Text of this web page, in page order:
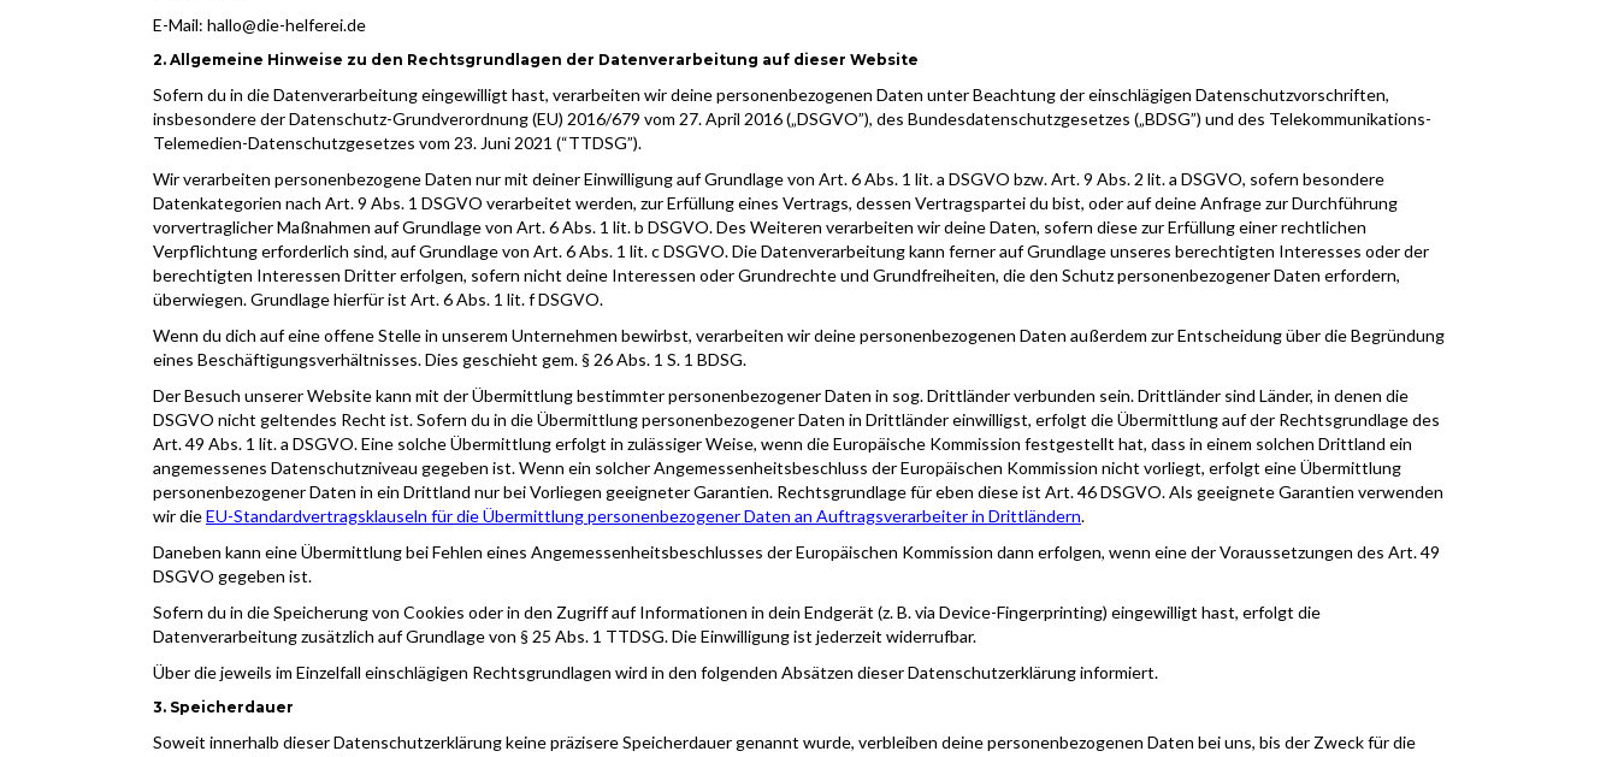
E-Mail: hallo@die-helferei.de
2. Allgemeine Hinweise zu den Rechtsgrundlagen der Datenverarbeitung auf dieser Website
Sofern du in die Datenverarbeitung eingewilligt hast, verarbeiten wir deine personenbezogenen Daten unter Beachtung der einschlägigen Datenschutzvorschriften,
insbesondere der Datenschutz-Grundverordnung (EU) 2016/679 vom 27. April 2016 („DSGVO”), des Bundesdatenschutzgesetzes („BDSG”) und des Telekommunikations-
Telemedien-Datenschutzgesetzes vom 23. Juni 2021 (“TTDSG”).
Wir verarbeiten personenbezogene Daten nur mit deiner Einwilligung auf Grundlage von Art. 6 Abs. 1 lit. a DSGVO bzw. Art. 9 Abs. 2 lit. a DSGVO, sofern besondere
Datenkategorien nach Art. 9 Abs. 1 DSGVO verarbeitet werden, zur Erfüllung eines Vertrags, dessen Vertragspartei du bist, oder auf deine Anfrage zur Durchführung
vorvertraglicher Maßnahmen auf Grundlage von Art. 6 Abs. 1 lit. b DSGVO. Des Weiteren verarbeiten wir deine Daten, sofern diese zur Erfüllung einer rechtlichen
Verpflichtung erforderlich sind, auf Grundlage von Art. 6 Abs. 1 lit. c DSGVO. Die Datenverarbeitung kann ferner auf Grundlage unseres berechtigten Interesses oder der
berechtigten Interessen Dritter erfolgen, sofern nicht deine Interessen oder Grundrechte und Grundfreiheiten, die den Schutz personenbezogener Daten erfordern,
überwiegen. Grundlage hierfür ist Art. 6 Abs. 1 lit. f DSGVO.
Wenn du dich auf eine offene Stelle in unserem Unternehmen bewirbst, verarbeiten wir deine personenbezogenen Daten außerdem zur Entscheidung über die Begründung
eines Beschäftigungsverhältnisses. Dies geschieht gem. § 26 Abs. 1 S. 1 BDSG.
Der Besuch unserer Website kann mit der Übermittlung bestimmter personenbezogener Daten in sog. Drittländer verbunden sein. Drittländer sind Länder, in denen die
DSGVO nicht geltendes Recht ist. Sofern du in die Übermittlung personenbezogener Daten in Drittländer einwilligst, erfolgt die Übermittlung auf der Rechtsgrundlage des
Art. 49 Abs. 1 lit. a DSGVO. Eine solche Übermittlung erfolgt in zulässiger Weise, wenn die Europäische Kommission festgestellt hat, dass in einem solchen Drittland ein
angemessenes Datenschutzniveau gegeben ist. Wenn ein solcher Angemessenheitsbeschluss der Europäischen Kommission nicht vorliegt, erfolgt eine Übermittlung
personenbezogener Daten in ein Drittland nur bei Vorliegen geeigneter Garantien. Rechtsgrundlage für eben diese ist Art. 46 DSGVO. Als geeignete Garantien verwenden
wir dieEU-Standardvertragsklauseln für die Übermittlung personenbezogener Daten an Auftragsverarbeiter in Drittländern.
Daneben kann eine Übermittlung bei Fehlen eines Angemessenheitsbeschlusses der Europäischen Kommission dann erfolgen, wenn eine der Voraussetzungen des Art. 49
DSGVO gegeben ist.
Sofern du in die Speicherung von Cookies oder in den Zugriff auf Informationen in dein Endgerät (z. B. via Device-Fingerprinting) eingewilligt hast, erfolgt die
Datenverarbeitung zusätzlich auf Grundlage von § 25 Abs. 1 TTDSG. Die Einwilligung ist jederzeit widerrufbar.
Über die jeweils im Einzelfall einschlägigen Rechtsgrundlagen wird in den folgenden Absätzen dieser Datenschutzerklärung informiert.
3. Speicherdauer
Soweit innerhalb dieser Datenschutzerklärung keine präzisere Speicherdauer genannt wurde, verbleiben deine personenbezogenen Daten bei uns, bis der Zweck für die